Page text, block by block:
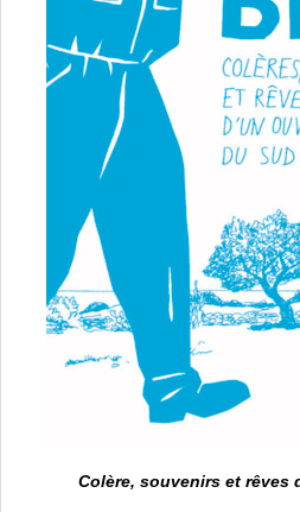
Colère, souvenirs et rêves